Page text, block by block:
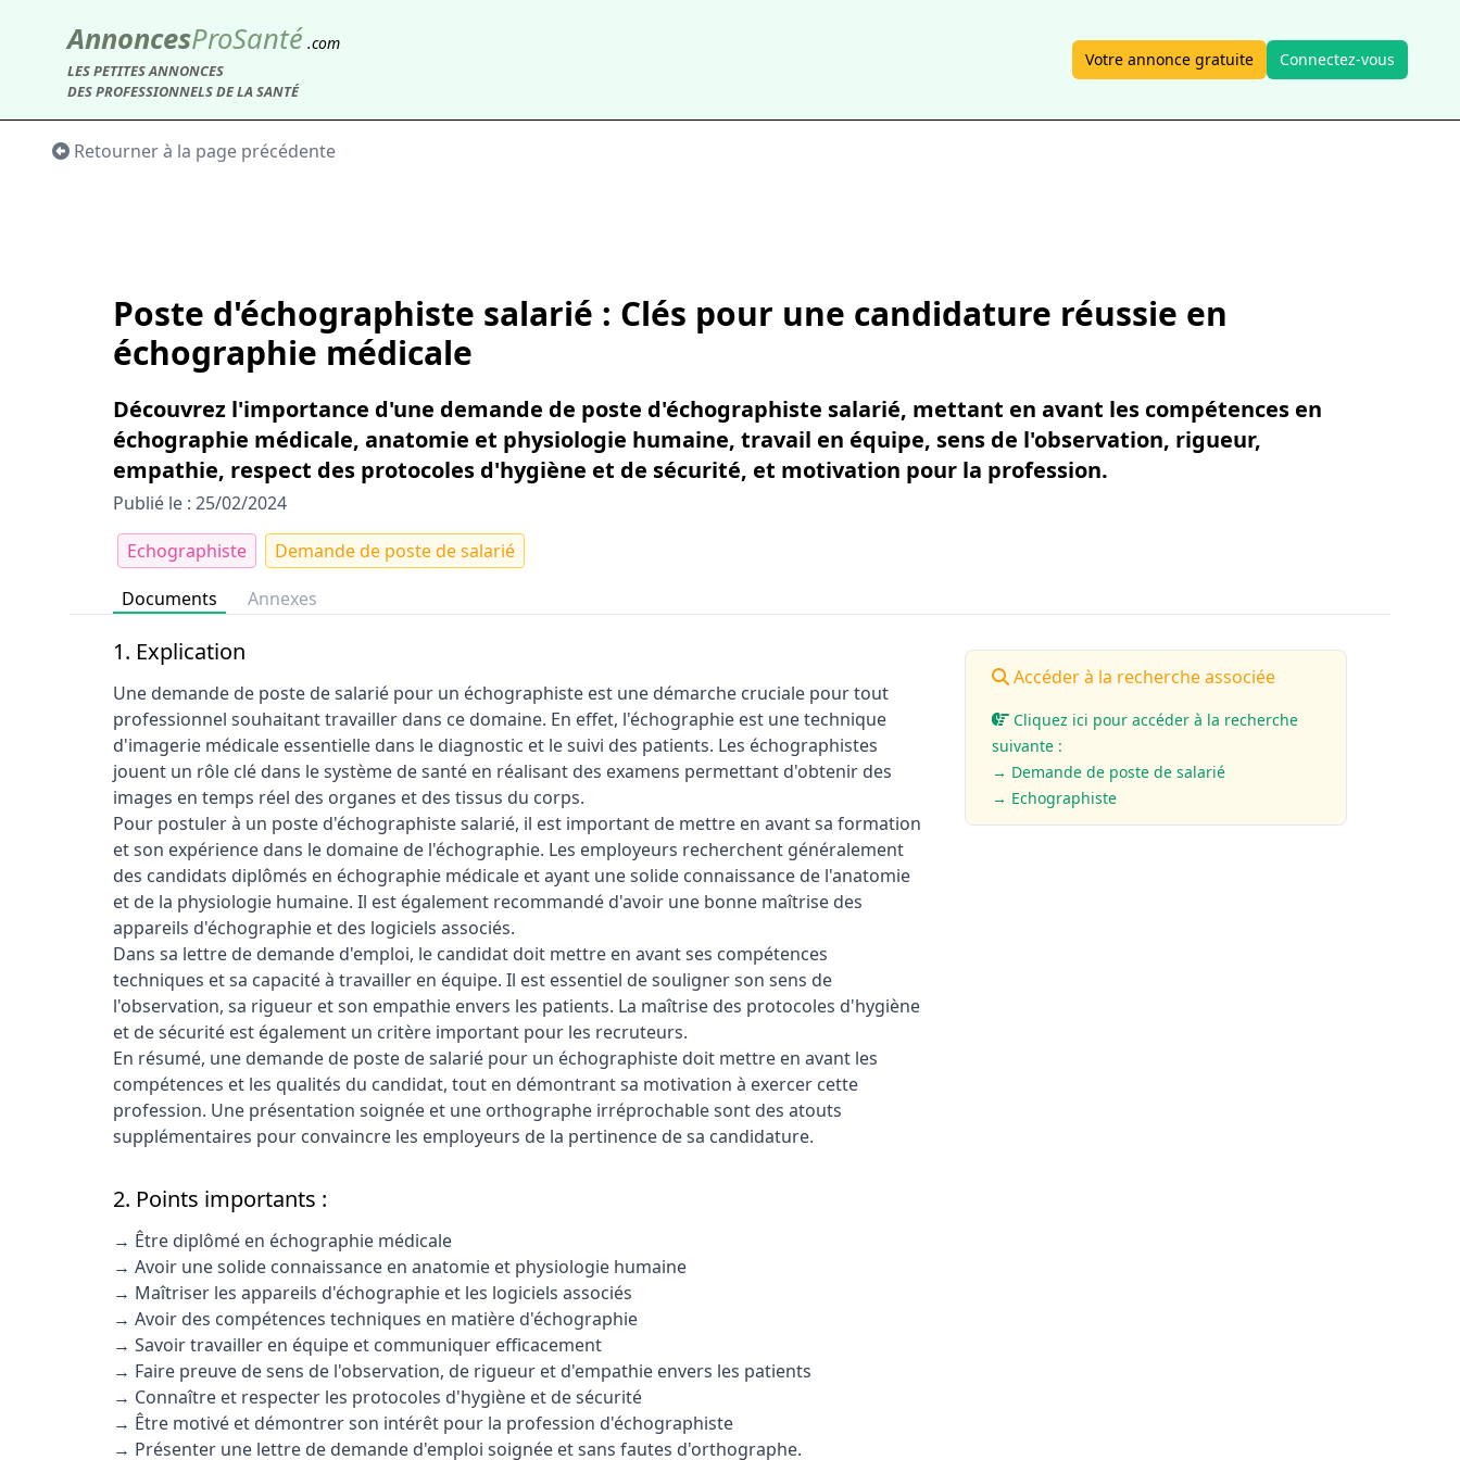
AnnoncesProSanté .com
LES PETITES ANNONCES
DES PROFESSIONNELS DE LA SANTÉ
Votre annonce gratuite Connectez-vous
Retourner à la page précédente
Poste d'échographiste salarié : Clés pour une candidature réussie en
échographie médicale
Découvrez l'importance d'une demande de poste d'échographiste salarié, mettant en avant les compétences en
échographie médicale, anatomie et physiologie humaine, travail en équipe, sens de l'observation, rigueur,
empathie, respect des protocoles d'hygiène et de sécurité, et motivation pour la profession.
Publié le : 25/02/2024
Echographiste
Demande de poste de salarié
Documents
Annexes
1. Explication
Une demande de poste de salarié pour un échographiste est une démarche cruciale pour tout
professionnel souhaitant travailler dans ce domaine. En effet, l'échographie est une technique
d'imagerie médicale essentielle dans le diagnostic et le suivi des patients. Les échographistes
jouent un rôle clé dans le système de santé en réalisant des examens permettant d'obtenir des
images en temps réel des organes et des tissus du corps.
Pour postuler à un poste d'échographiste salarié, il est important de mettre en avant sa formation
et son expérience dans le domaine de l'échographie. Les employeurs recherchent généralement
des candidats diplômés en échographie médicale et ayant une solide connaissance de l'anatomie
et de la physiologie humaine. Il est également recommandé d'avoir une bonne maîtrise des
appareils d'échographie et des logiciels associés.
Dans sa lettre de demande d'emploi, le candidat doit mettre en avant ses compétences
techniques et sa capacité à travailler en équipe. Il est essentiel de souligner son sens de
l'observation, sa rigueur et son empathie envers les patients. La maîtrise des protocoles d'hygiène
et de sécurité est également un critère important pour les recruteurs.
En résumé, une demande de poste de salarié pour un échographiste doit mettre en avant les
compétences et les qualités du candidat, tout en démontrant sa motivation à exercer cette
profession. Une présentation soignée et une orthographe irréprochable sont des atouts
supplémentaires pour convaincre les employeurs de la pertinence de sa candidature.
2. Points importants :
→ Être diplômé en échographie médicale
→ Avoir une solide connaissance en anatomie et physiologie humaine
→ Maîtriser les appareils d'échographie et les logiciels associés
→ Avoir des compétences techniques en matière d'échographie
→ Savoir travailler en équipe et communiquer efficacement
→ Faire preuve de sens de l'observation, de rigueur et d'empathie envers les patients
→ Connaître et respecter les protocoles d'hygiène et de sécurité
→ Être motivé et démontrer son intérêt pour la profession d'échographiste
→ Présenter une lettre de demande d'emploi soignée et sans fautes d'orthographe.
Accéder à la recherche associée
Cliquez ici pour accéder à la recherche
suivante :
→ Demande de poste de salarié
→ Echographiste